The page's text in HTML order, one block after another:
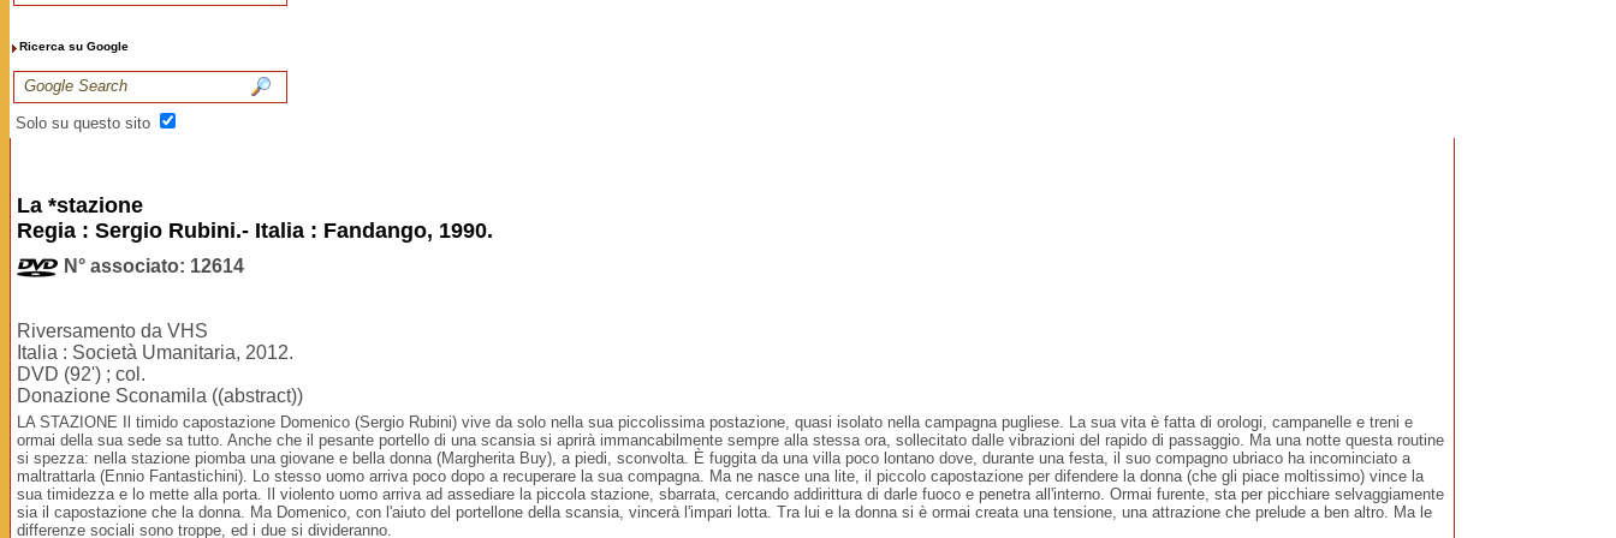
Ricerca su Google
Solo su questo sito
La *stazione
Regia : Sergio Rubini.- Italia : Fandango, 1990.
N° associato: 12614
Riversamento da VHS
Italia : Società Umanitaria, 2012.
DVD (92') ; col.
Donazione Sconamila ((abstract))
LA STAZIONE Il timido capostazione Domenico (Sergio Rubini) vive da solo nella sua piccolissima postazione, quasi isolato nella campagna pugliese. La sua vita è fatta di orologi, campanelle e treni e
ormai della sua sede sa tutto. Anche che il pesante portello di una scansia si aprirà immancabilmente sempre alla stessa ora, sollecitato dalle vibrazioni del rapido di passaggio. Ma una notte questa routine
si spezza: nella stazione piomba una giovane e bella donna (Margherita Buy), a piedi, sconvolta. È fuggita da una villa poco lontano dove, durante una festa, il suo compagno ubriaco ha incominciato a
maltrattarla (Ennio Fantastichini). Lo stesso uomo arriva poco dopo a recuperare la sua compagna. Ma ne nasce una lite, il piccolo capostazione per difendere la donna (che gli piace moltissimo) vince la
sua timidezza e lo mette alla porta. Il violento uomo arriva ad assediare la piccola stazione, sbarrata, cercando addirittura di darle fuoco e penetra all'interno. Ormai furente, sta per picchiare selvaggiamente
sia il capostazione che la donna. Ma Domenico, con l'aiuto del portellone della scansia, vincerà l'impari lotta. Tra lui e la donna si è ormai creata una tensione, una attrazione che prelude a ben altro. Ma le
differenze sociali sono troppe, ed i due si divideranno.